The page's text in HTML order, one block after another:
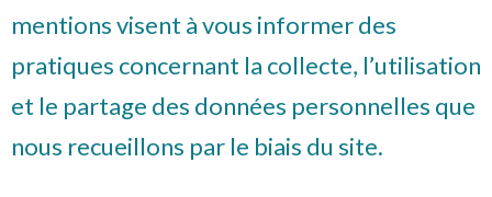
mentions visent à vous informer des
pratiques concernant la collecte, l’utilisation
et le partage des données personnelles que
nous recueillons par le biais du site.